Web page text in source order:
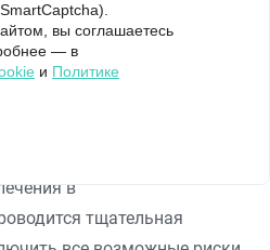
клинические коронки
не позволяющие надежно
элементы крепления.
и кормления грудью
в
тщательная
вы соглашаетесь
— в
и Политике